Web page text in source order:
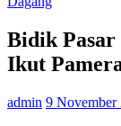
Bidik
Ikut
admin 9 November